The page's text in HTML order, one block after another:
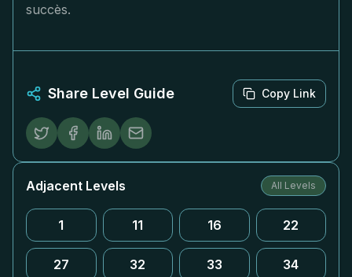
succès.
Share Level Guide Copy Link
Adjacent Levels All Levels
1 11 16 22
27 32 33 34